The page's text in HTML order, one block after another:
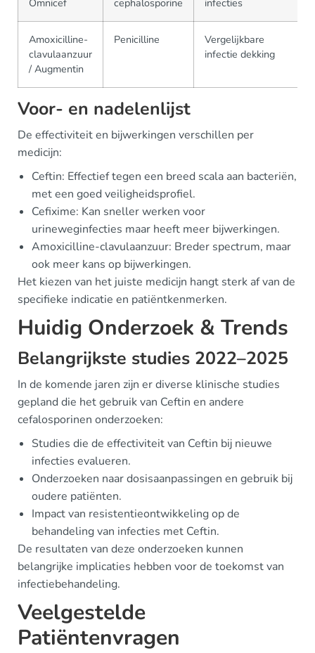
Amoxicilline-
clavulaanzuur
/ Augmentin
Penicilline
Vergelijkbare
infectie dekking
Voor- en nadelenlijst
De effectiviteit en bijwerkingen verschillen per
medicijn:
Ceftin: Effectief tegen een breed scala aan bacteriën,
met een goed veiligheidsprofiel.
Cefixime: Kan sneller werken voor
urineweginfecties maar heeft meer bijwerkingen.
Amoxicilline-clavulaanzuur: Breder spectrum, maar
ook meer kans op bijwerkingen.
Het kiezen van het juiste medicijn hangt sterk af van de
specifieke indicatie en patiëntkenmerken.
Huidig Onderzoek & Trends
Belangrijkste studies 2022–2025
In de komende jaren zijn er diverse klinische studies
gepland die het gebruik van Ceftin en andere
cefalosporinen onderzoeken:
Studies die de effectiviteit van Ceftin bij nieuwe
infecties evalueren.
Onderzoeken naar dosisaanpassingen en gebruik bij
oudere patiënten.
Impact van resistentieontwikkeling op de
behandeling van infecties met Ceftin.
De resultaten van deze onderzoeken kunnen
belangrijke implicaties hebben voor de toekomst van
infectiebehandeling.
Veelgestelde
Patiëntenvragen